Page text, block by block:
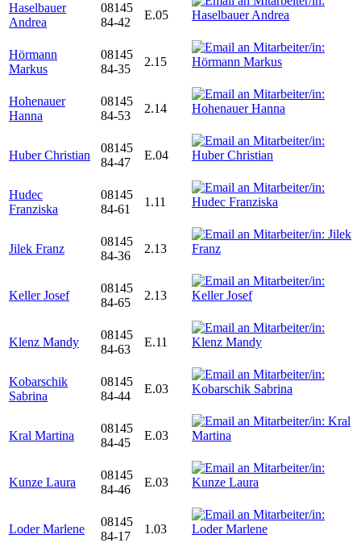
Haselbauer
Andrea
08145
84-42
E.05
Hörmann
Markus
08145
84-35
2.15
Hohenauer
Hanna
08145
84-53
2.14
Huber Christian
08145
84-47
E.04
Hudec
Franziska
08145
84-61
1.11
Jilek Franz
08145
84-36
2.13
Keller Josef
08145
84-65
2.13
Klenz Mandy
08145
84-63
E.11
Kobarschik
Sabrina
08145
84-44
E.03
Kral Martina
08145
84-45
E.03
Kunze Laura
08145
84-46
E.03
Loder Marlene
08145
84-17
1.03